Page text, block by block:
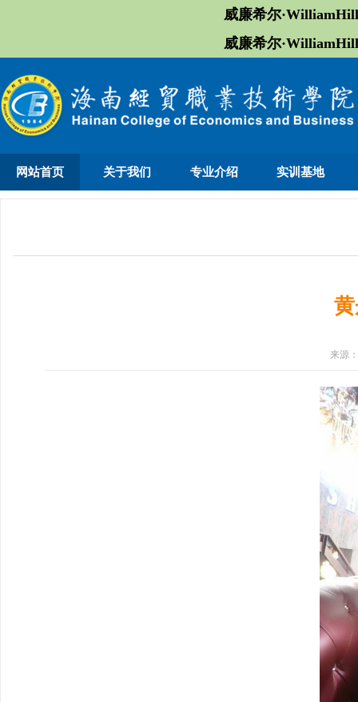
威廉希尔
威廉希尔
网站首页 关于我们 专业介绍 实训基地
来源：